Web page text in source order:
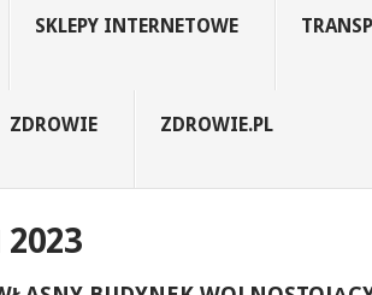
SKLEPY INTERNETOWE
ZDROWIE ZDROWIE.PL
2023